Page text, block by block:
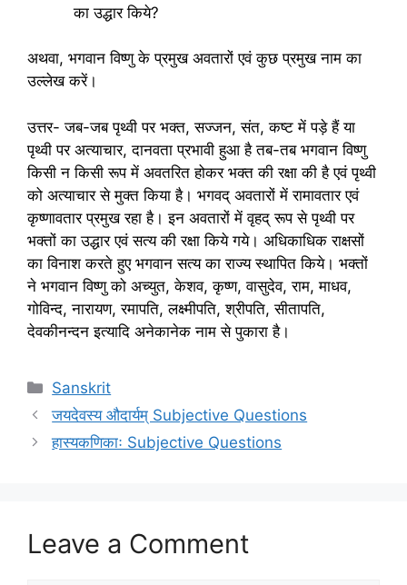
का उद्धार किये?
अथवा, भगवान विष्‍णु के प्रमुख अवतारों एवं कुछ प्रमुख नाम का
उल्लेख करें।
उत्तर- जब-जब पृथ्वी पर भक्त, सज्जन, संत, कष्ट में पड़े हैं या
पृथ्वी पर अत्याचार, दानवता प्रभावी हुआ है तब-तब भगवान विष्णु
किसी न किसी रूप में अवतरित होकर भक्त की रक्षा की है एवं पृथ्वी
को अत्याचार से मुक्त किया है। भगवद् अवतारों में रामावतार एवं
कृष्णावतार प्रमुख रहा है। इन अवतारों में वृहद् रूप से पृथ्वी पर
भक्तों का उद्धार एवं सत्य की रक्षा किये गये। अधिकाधिक राक्षसों
का विनाश करते हुए भगवान सत्य का राज्य स्थापित किये। भक्तों
ने भगवान विष्णु को अच्युत, केशव, कृष्ण, वासुदेव, राम, माधव,
गोविन्द, नारायण, रमापति, लक्ष्मीपति, श्रीपति, सीतापति,
देवकीनन्दन इत्यादि अनेकानेक नाम से पुकारा है।
Categories
Sanskrit
जयदेवस्य औदार्यम् Subjective Questions
हास्यकणिकाः Subjective Questions
Leave a Comment